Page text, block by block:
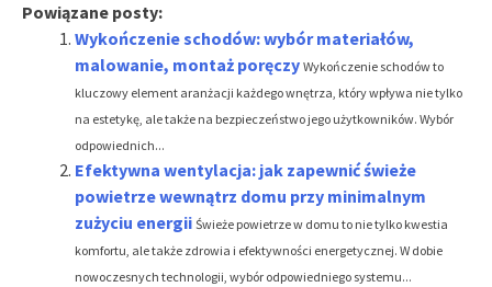
Powiązane posty:
Wykończenie schodów: wybór materiałów,
malowanie, montaż poręczy Wykończenie schodów to
kluczowy element aranżacji każdego wnętrza, który wpływa nie tylko
na estetykę, ale także na bezpieczeństwo jego użytkowników. Wybór
odpowiednich...
Efektywna wentylacja: jak zapewnić świeże
powietrze wewnątrz domu przy minimalnym
zużyciu energii Świeże powietrze w domu to nie tylko kwestia
komfortu, ale także zdrowia i efektywności energetycznej. W dobie
nowoczesnych technologii, wybór odpowiedniego systemu...